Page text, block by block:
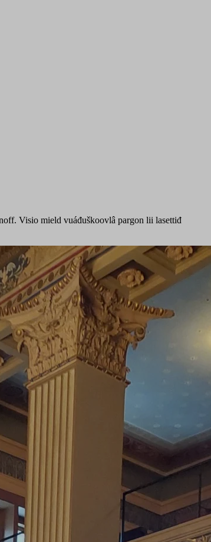
Visio mield vuáđuškoovlâ pargon lii lasettiđ